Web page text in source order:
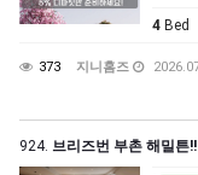
4 Bed
373 지니홈즈
924. 브리즈번 부촌 해밀튼!! 5%